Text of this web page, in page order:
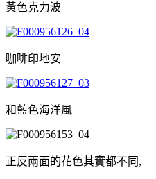
黃色克力波
咖啡印地安
和藍色海洋風
正反兩面的花色其實都不同,